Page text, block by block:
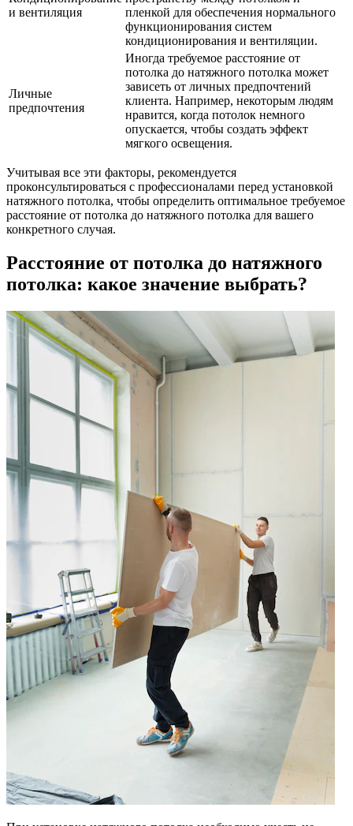
и вентиляция
пленкой для обеспечения нормального
функционирования систем
кондиционирования и вентиляции.
Личные
предпочтения
Иногда требуемое расстояние от
потолка до натяжного потолка может
зависеть от личных предпочтений
клиента. Например, некоторым людям
нравится, когда потолок немного
опускается, чтобы создать эффект
мягкого освещения.
Учитывая все эти факторы, рекомендуется
проконсультироваться с профессионалами перед установкой
натяжного потолка, чтобы определить оптимальное требуемое
расстояние от потолка до натяжного потолка для вашего
конкретного случая.
Расстояние от потолка до натяжного
потолка: какое значение выбрать?